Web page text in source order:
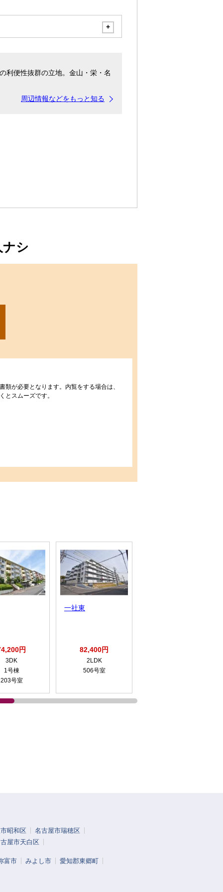
利便性抜群の立地。金山・栄・名
周辺情報などをもっと知る
ナシ
が必要となります。内覧をする場合は、
とスムーズです。
円
3DK
1号棟
203号室
一社東
82,400円
2LDK
506号室
昭和区
名古屋市瑞穂区
屋市天白区
富市 みよし市 愛知郡東郷町